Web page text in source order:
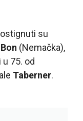
su
Bon (Nemačka),
i u 75. od
Taberner.